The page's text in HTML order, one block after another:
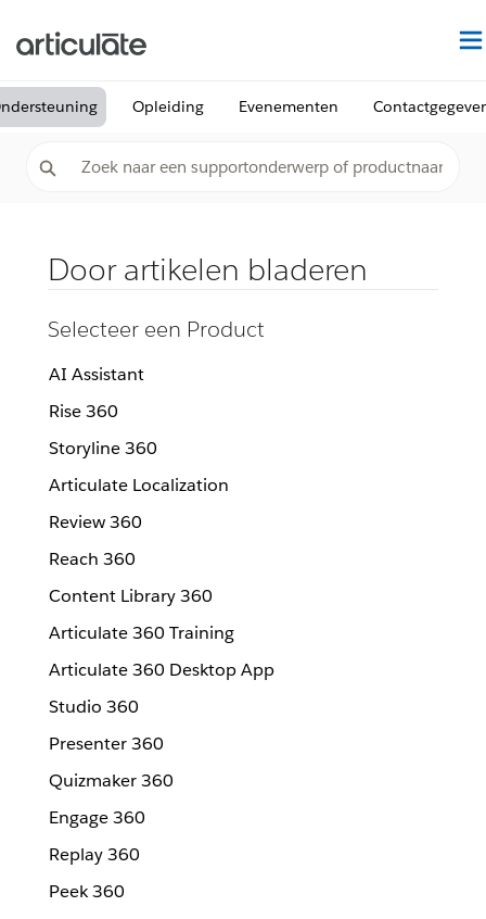
Opleiding Evenementen
Door artikelen bladeren
Selecteer een Product
AI Assistant
Rise 360
Storyline 360
Articulate Localization
Review 360
Reach 360
Content Library 360
Articulate 360 Training
Articulate 360 Desktop App
Studio 360
Presenter 360
Quizmaker 360
Engage 360
Replay 360
Peek 360